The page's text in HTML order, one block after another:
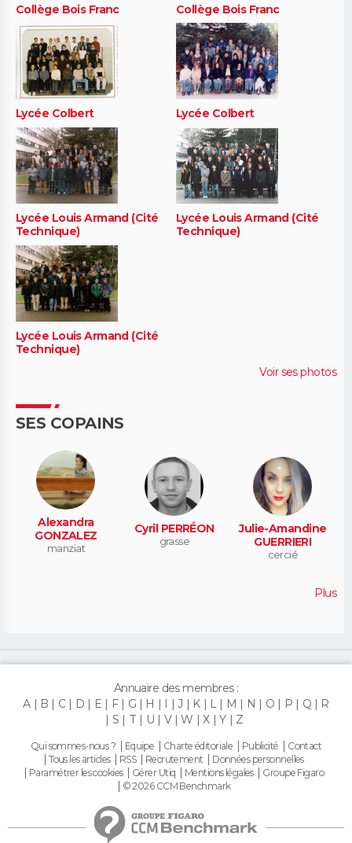
Collège Bois Franc Collège Bois Franc
Lycée Colbert Lycée Colbert
Lycée Louis Armand (Cité
Technique)
Lycée Louis Armand (Cité
Technique)
Lycée Louis Armand (Cité
Technique)
Voir ses photos
SES COPAINS
Alexandra
GONZALEZ
manziat
Cyril PERRÉON
grasse
Julie-Amandine
GUERRIERI
cercié
Plus
Annuaire des membres :
A
B C D E F G H I J K L M N O P Q
R
S
T U V W X Y Z
Qui sommes-nous ? Equipe Charte éditoriale Publicité
Contact
Tous les articles
RSS Recrutement
Données personnelles
Paramétrer les cookies
Gérer Utiq Mentions légales
Groupe Figaro
© 2026 CCM Benchmark